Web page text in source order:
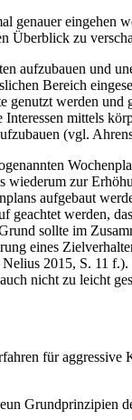
genauer eingehen
Überblick zu
aufzubauen und
Bereich
genutzt werden
mittels
(vgl.
zur
aufgebaut
geachtet werden,
sollte im
eines
2015, S. 11
nicht zu leicht
für
Grundprinzipien